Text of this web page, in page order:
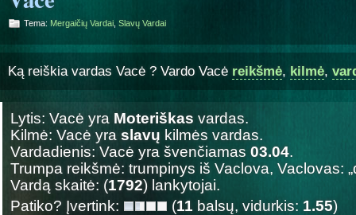
Tema: Mergaičių Vardai Slavų Vardai
Ką reiškia vardas Vacė ? Vardo Vacė reikšmė, kilmė,
Lytis: Vacė yra Moteriškas vardas.
Kilmė: Vacė yra slavų kilmės vardas.
Vardadienis: Vacė yra švenčiamas 03.04.
Trumpa reikšmė: trumpinys iš Vaclova, Vaclovas:
Vardą skaitė: (1792) lankytojai.
Patiko? Įvertink:
(11 balsų, vidurkis: 1.55)